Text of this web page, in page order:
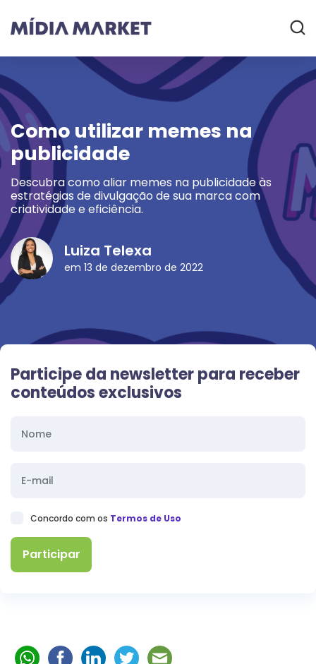
Como utilizar memes na
publicidade
Descubra como aliar memes na publicidade às
estratégias de divulgação de sua marca com
criatividade e eficiência.
Luiza Telexa
em 13 de dezembro de 2022
Participe da newsletter para receber
conteúdos exclusivos
Concordo com os Termos de Uso